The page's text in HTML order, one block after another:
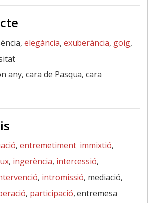
elegància, exuberància, goig,
any, cara de Pasqua, cara
, entremetiment, immixtió,
, ingerència, intercessió,
, intromissió, mediació,
, participació, entremesa